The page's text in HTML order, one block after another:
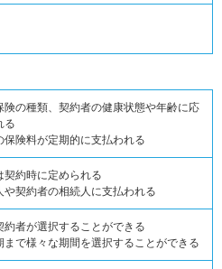
険の種類、契約者の健康状態や年齢に応
る
保険料が定期的に支払われる
契約時に定められる
や契約者の相続人に支払われる
約者が選択することができる
まで様々な期間を選択することができる